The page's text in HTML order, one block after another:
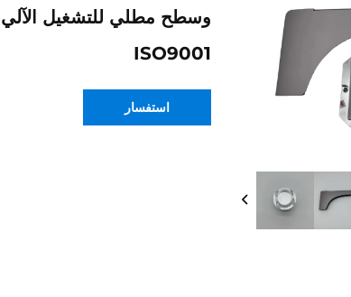
وسطح مطلي للتشغيل الآلي
ISO9001
استفسار